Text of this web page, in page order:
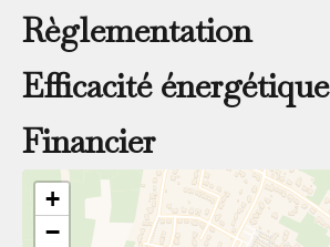
Règlementation
Efficacité énergétique
Financier
+
−